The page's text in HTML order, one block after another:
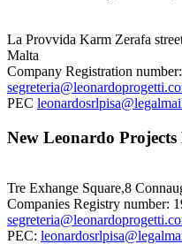
La Provvida Karm Zerafa
Malta
Company Registration
PEC
New Leonardo
Tre Exhange Square,8
Companies Registry number:
PEC: